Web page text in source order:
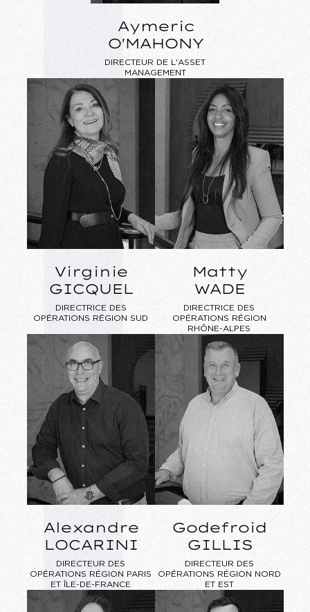
Aymeric
O'MAHONY
DIRECTEUR DE L'ASSET
MANAGEMENT
Virginie
GICQUEL
DIRECTRICE DES
OPÉRATIONS
RÉGION SUD
Matty
WADE
DIRECTRICE DES
OPÉRATIONS RÉGION
RHÔNE-ALPES
Alexandre
LOCARINI
DIRECTEUR DES
OPÉRATIONS
RÉGION PARIS
ET ÎLE-DE-FRANCE
Godefroid
GILLIS
DIRECTEUR DES
OPÉRATIONS RÉGION NORD
ET EST